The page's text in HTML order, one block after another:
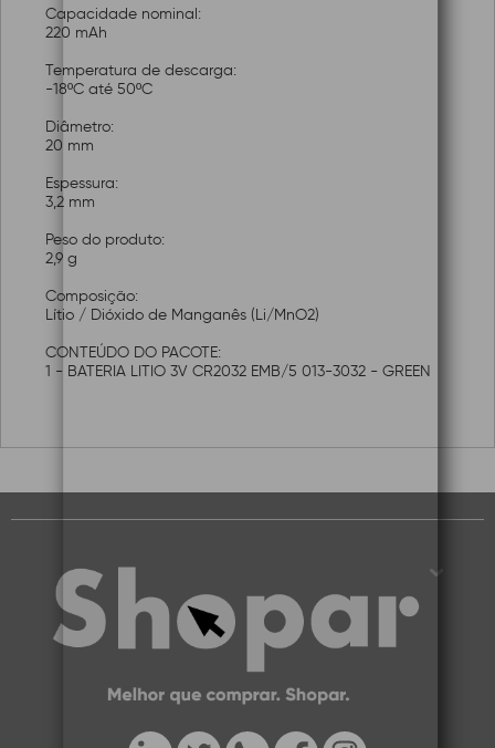
Capacidade nominal:
220 mAh
Temperatura de descarga:
-18ºC até 50ºC
Diâmetro:
20 mm
Espessura:
3,2 mm
Peso do produto:
2,9 g
Composição:
Lítio / Dióxido de Manganês (Li/MnO2)
CONTEÚDO DO PACOTE:
1 - BATERIA LITIO 3V CR2032 EMB/5 013-3032 - GREEN